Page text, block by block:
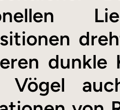
dunkle
Vögel